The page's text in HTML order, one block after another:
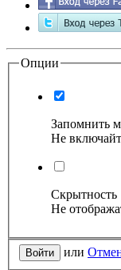
Опции
Запомнить
Не
Скрытность
Не
или